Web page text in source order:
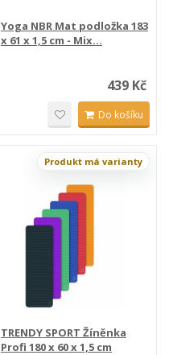
Yoga NBR Mat podložka 183
x 61 x 1,5 cm - Mix...
439 Kč
Do košíku
Produkt má varianty
TRENDY SPORT Žíněnka
Profi 180 x 60 x 1,5 cm